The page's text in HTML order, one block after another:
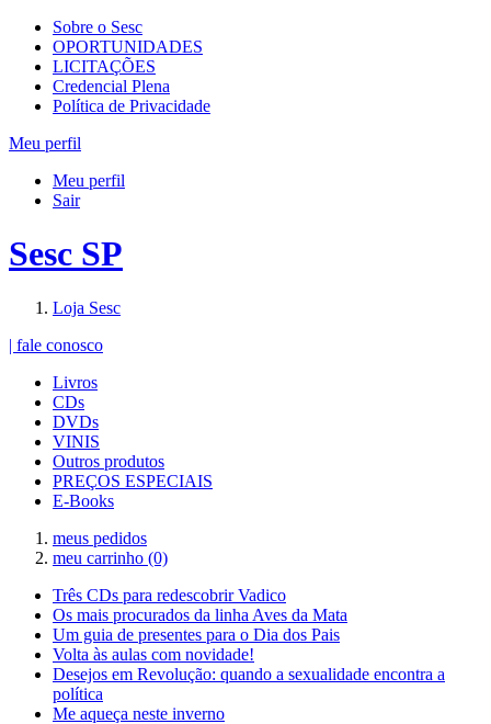
Sobre o Sesc
OPORTUNIDADES
LICITAÇÕES
Credencial Plena
Política de Privacidade
Meu perfil
Meu perfil
Sair
Sesc SP
Loja Sesc
| fale conosco
Livros
CDs
DVDs
VINIS
Outros produtos
PREÇOS ESPECIAIS
E-Books
meus pedidos
meu carrinho (0)
Três CDs para redescobrir Vadico
Os mais procurados da linha Aves da Mata
Um guia de presentes para o Dia dos Pais
Volta às aulas com novidade!
Desejos em Revolução: quando a sexualidade encontra a
política
Me aqueça neste inverno